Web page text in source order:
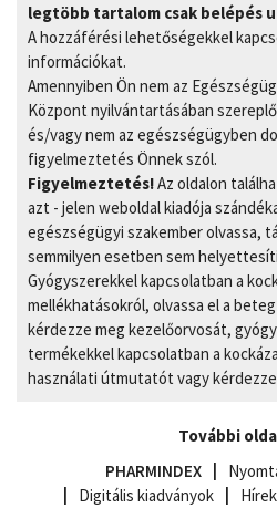
legtöbb tartalom csak belépés
A hozzáférési lehetőségekkel
információkat.
Amennyiben Ön nem az
Központ nyilvántartásában
és/vagy nem az egészségügyben
figyelmeztetés Önnek szól.
Figyelmeztetés!Az oldalon
azt - jelen weboldal kiadója
egészségügyi szakember olvassa,
semmilyen esetben sem
Gyógyszerekkel kapcsolatban a
mellékhatásokról, olvassa el a
kérdezze meg kezelőorvosát,
termékekkel kapcsolatban a
használati útmutatót vagy
További
PHARMINDEX
Digitális kiadványok
Hírek